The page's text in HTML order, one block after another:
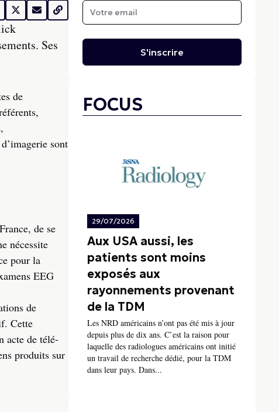
Ses
de
sont
de se
nécessite
pour la
EEG
de
Cette
acte de télé-
produits sur
S'inscrire
FOCUS
29/07/2026
Aux USA aussi, les
patients sont moins
exposés aux
rayonnements provenant
de la TDM
Les NRD américains n’ont pas été mis à jour
depuis plus de dix ans. C’est la raison pour
laquelle des radiologues américains ont initié
un travail de recherche dédié, pour la TDM
dans leur pays. Dans...